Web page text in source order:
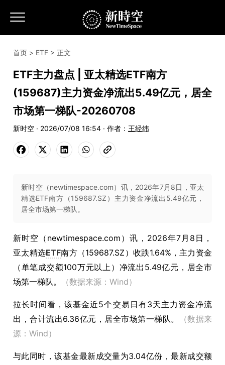
首页 > ETF > 正文
ETF主力盘点 | 亚太精选ETF南方
(159687)主力资金净流出5.49亿元，居全
市场第一梯队-20260708
新时空 · 2026/07/08 16:54 · 作者： 王经纬
新时空（newtimespace.com）讯，2026年7月8日，亚太
精选ETF南方（159687.SZ）主力资金净流出5.49亿元，
居全市场第一梯队。
新时空（ newtimespace.com ）讯， 2026年7月8日，
亚太精选ETF南方（159687.SZ）收跌1.64%，主力资金
（单笔成交额100万元以上）净流出5.49亿元，居全市
场第一梯队。
（数据来源：Wind）
拉长时间看，该基金近5个交易日有3天主力资金净流
出，合计流出6.36亿元，居全市场第一梯队。
（数据来
源：Wind）
与此同时，该基金最新成交量为3.04亿份，最新成交额